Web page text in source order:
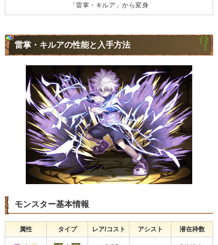
「雷掌・キルア」から変身
雷掌・キルアの性能と入手方法
モンスター基本情報
属性 タイプ レア/コスト アシスト 潜在枠数